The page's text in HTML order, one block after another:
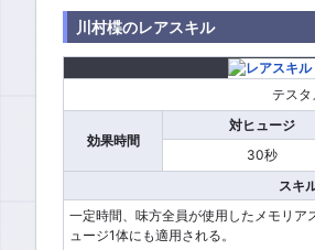
川村楪のレアスキル
テスタ
効果時間
対ヒュージ
30秒
スキ
一定時間、味方全員が使用したメモリ
ュージ1体にも適用される。